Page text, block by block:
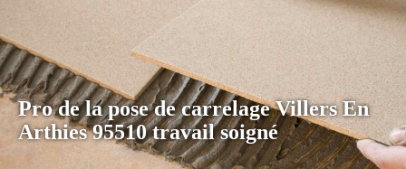
Pro de la pose de carrelage Villers En
Arthies 95510 travail soigné